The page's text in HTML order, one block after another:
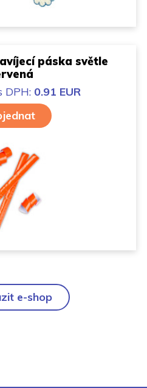
páska světle
DPH: 0.91 EUR
e-shop